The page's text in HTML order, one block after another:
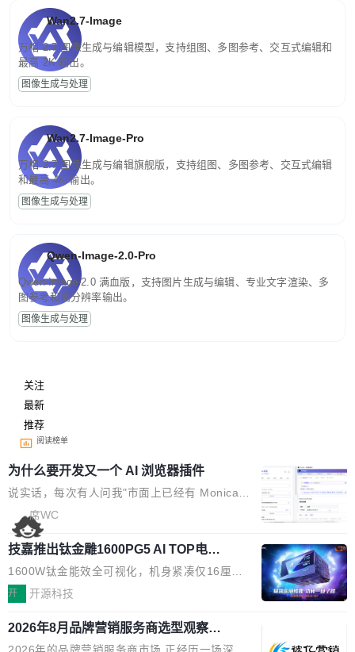
Wan2.7-Image
万相 2.7 图像生成与编辑模型，支持组图、多图参考、交互式编辑和
最高 2K 输出。
图像生成与处理
Wan2.7-Image-Pro
万相 2.7 图像生成与编辑旗舰版，支持组图、多图参考、交互式编辑
和最高 4K 输出。
图像生成与处理
Qwen-Image-2.0-Pro
Qwen-Image-2.0 满血版，支持图片生成与编辑、专业文字渲染、多
图参考和高分辨率输出。
图像生成与处理
关注
最新
推荐
阅读榜单
为什么要开发又一个 AI 浏览器插件
说实话，每次有人问我"市面上已经有 Monica、
Sider、Copilot for Chrome 这些 AI 浏览器插件
了，你为什么还要再做一个"，我都觉得这个问题
问得好。 因为我自己也是从用户变成开发者的。
现有产品的天花板 我用过不少 AI 浏览器插件。
刚开始觉得都挺好——选中一段文字，弹出解
要。但用久了你会发现，它们本质上都是同一类
东西：一个带网页上下文的聊天框。 它们能读取
席WC
技嘉推出钛金雕1600PG5 AI TOP电
源：为发烧级主机与本地AI算力打造旗
舰供电方案
1600W钛金能效全可视化，机身紧凑仅16厘米
继2026台北电脑展首度亮相后，技嘉科技近日正
电源专为发烧级DIY主机与本地AI算力平台打
造，整机长度仅16厘米，提供1600W额定功率
开 开源科技
2026年8月品牌营销服务商选型观察：
从流量思维到品牌资产思维的范式转移